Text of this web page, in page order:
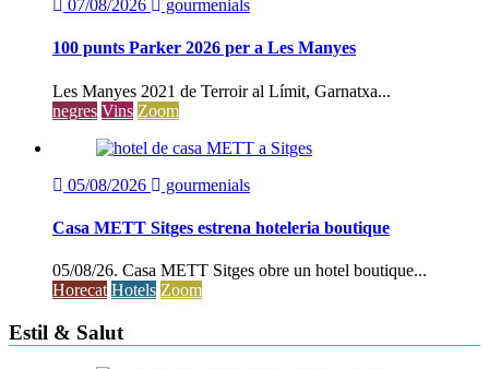
07/08/2026 gourmenials
100 punts Parker 2026 per a Les Manyes
Les Manyes 2021 de Terroir al Límit, Garnatxa...
negres Vins Zoom
05/08/2026 gourmenials
Casa METT Sitges estrena hoteleria boutique
05/08/26. Casa METT Sitges obre un hotel boutique...
Horecat Hotels Zoom
Estil & Salut